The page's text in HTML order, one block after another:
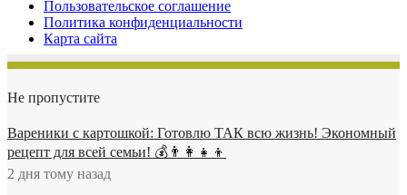
Пользовательское соглашение
Политика конфиденциальности
Карта сайта
Не пропустите
Вареники с картошкой: Готовлю ТАК всю жизнь! Экономный
рецепт для всей семьи! 💰👨👩👧👦
2 дня тому назад